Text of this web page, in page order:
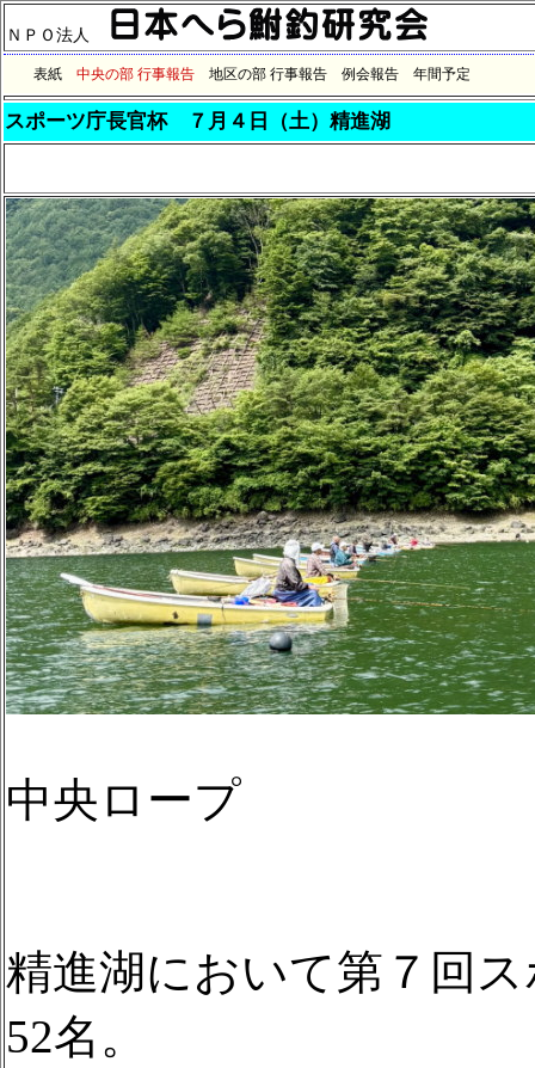
ＮＰＯ法人
表紙 中央の部 行事報告 地区の部 行事報告 例会報告 年間予定
スポーツ庁長官杯 ７月４日（土）精進湖
中央ロープ
精進湖において第７回
52名。